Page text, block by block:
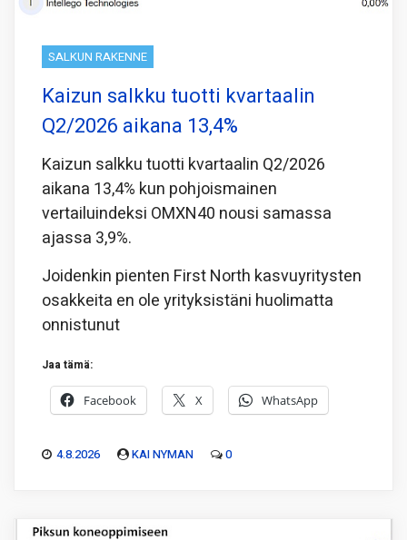
SALKUN RAKENNE
Kaizun salkku tuotti kvartaalin
Q2/2026 aikana 13,4%
Kaizun salkku tuotti kvartaalin Q2/2026
aikana 13,4% kun pohjoismainen
vertailuindeksi OMXN40 nousi samassa
ajassa 3,9%.
Joidenkin pienten First North kasvuyritysten
osakkeita en ole yrityksistäni huolimatta
onnistunut
Jaa tämä:
Facebook X WhatsApp
4.8.2026 KAI NYMAN 0